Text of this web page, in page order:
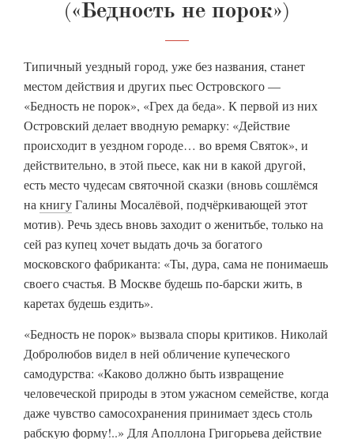
(«Бедность не порок»)
Типичный уездный город, уже без названия, станет
местом действия и других пьес Островского —
«Бедность не порок», «Грех да беда». К первой из них
Островский делает вводную ремарку: «Действие
происходит в уездном городе… во время Святок», и
действительно, в этой пьесе, как ни в какой другой,
есть место чудесам святочной сказки (вновь сошлёмся
на книгуГалины Мосалёвой, подчёркивающей этот
мотив). Речь здесь вновь заходит о женитьбе, только на
сей раз купец хочет выдать дочь за богатого
московского фабриканта: «Ты, дура, сама не понимаешь
своего счастья. В Москве будешь по-барски жить, в
каретах будешь ездить».
«Бедность не порок» вызвала споры критиков. Николай
Добролюбов видел в ней обличение купеческого
самодурства: «Каково должно быть извращение
человеческой природы в этом ужасном семействе, когда
даже чувство самосохранения принимает здесь столь
рабскую форму!..» Для Аполлона Григорьева действие